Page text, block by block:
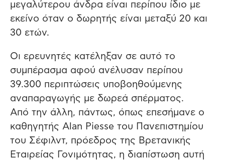
μεγαλύτερου άνδρα είναι περίπου ίδιο με
εκείνο όταν ο δωρητής είναι μεταξύ 20 και
30 ετών.
Οι ερευνητές κατέληξαν σε αυτό το
συμπέρασμα αφού ανέλυσαν περίπου
39.300 περιπτώσεις υποβοηθούμενης
αναπαραγωγής με δωρεά σπέρματος.
Από την άλλη, πάντως, όπως επεσήμανε ο
καθηγητής Alan Piesse του Πανεπιστημίου
του Σέφιλντ, πρόεδρος της Βρετανικής
Εταιρείας Γονιμότητας, η διαπίστωση αυτή